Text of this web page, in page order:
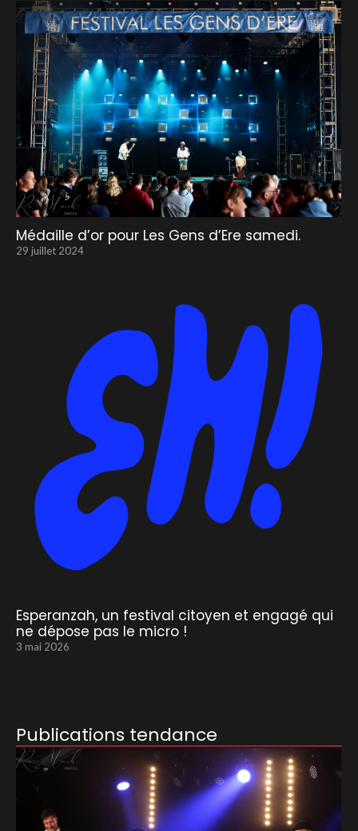
Médaille d’or pour Les Gens d’Ere samedi.
29 juillet 2024
Esperanzah, un festival citoyen et engagé qui
ne dépose pas le micro !
3 mai 2026
Publications tendance